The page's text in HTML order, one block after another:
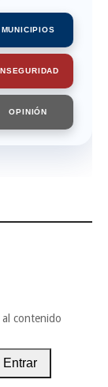
MUNICIPIOS
OPINIÓN
contenido
Entrar